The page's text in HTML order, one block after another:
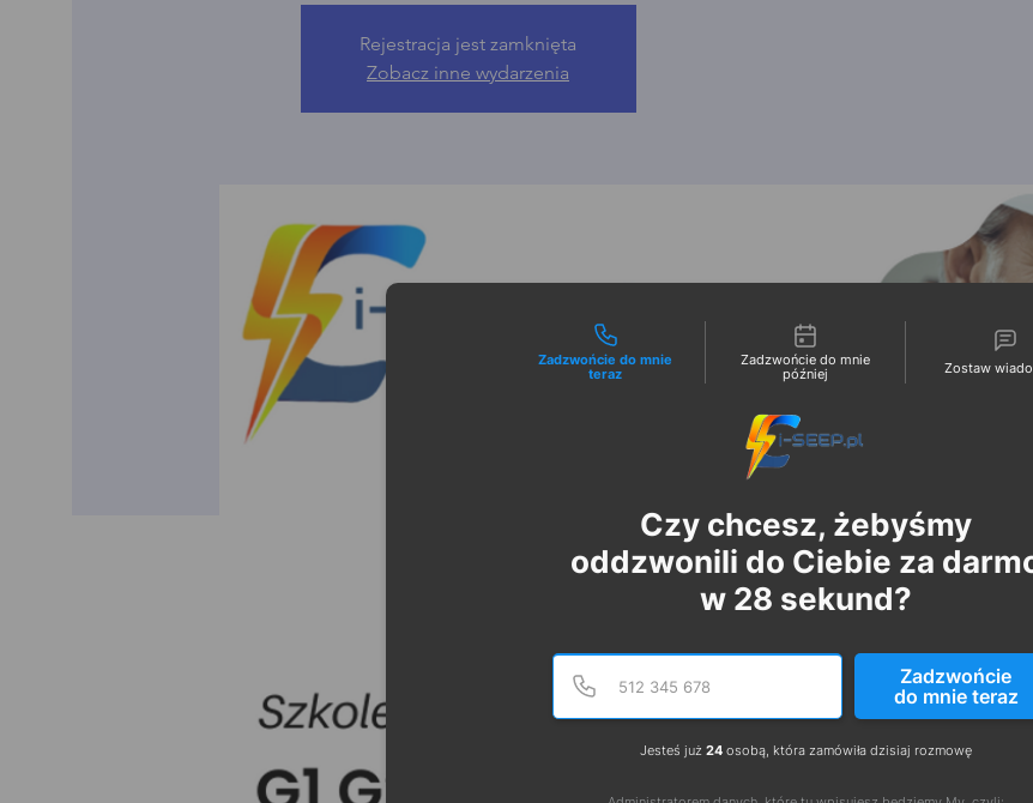
Rejestracja jest zamknięta
Zobacz inne wydarzenia
Możliwości kontaktu
Zadzwońcie do mnie
teraz
Zadzwońcie do mnie
później
Zostaw
Czy chcesz, żebyśmy
oddzwonili do Ciebie za
w 28 sekund?
Numer telefonu
Podaj poprawny
Zadzwońcie
do mnie teraz
Jesteś już 24osobą, która zamówiła dzisiaj rozmowę